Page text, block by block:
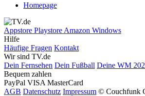
Homepage
Appstore Playstore Amazon Windows
Hilfe
Häufige Fragen Kontakt
Wir sind TV.de
Dein Fernsehen Dein Fußball Deine WM
Bequem zahlen
PayPal VISA MasterCard
AGB Datenschutz Impressum © Couchfunk